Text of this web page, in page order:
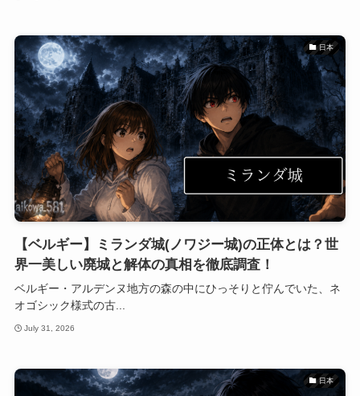
日本
【ベルギー】ミランダ城(ノワジー城)の正体とは？世
界一美しい廃城と解体の真相を徹底調査！
ベルギー・アルデンヌ地方の森の中にひっそりと佇んでいた、ネ
オゴシック様式の古...
July 31, 2026
日本